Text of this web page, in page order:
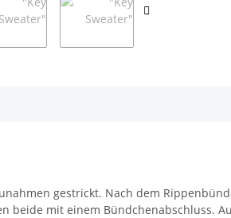
gestrickt. Nach dem
beide mit einem Bündchenabschluss.